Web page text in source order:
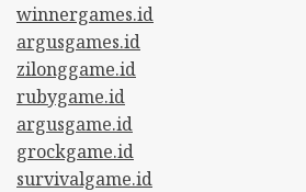
winnergames.id
argusgames.id
zilonggame.id
rubygame.id
argusgame.id
grockgame.id
survivalgame.id